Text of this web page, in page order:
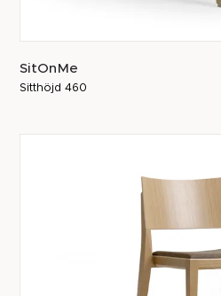
SitOnMe
Sitthöjd 460